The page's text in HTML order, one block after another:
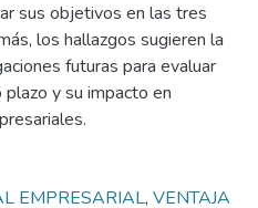
sus objetivos en las tres
los hallazgos sugieren la
futuras para evaluar
y su impacto en
EMPRESARIAL, VENTAJA